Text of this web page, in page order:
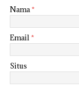
Nama*
Email *
Situs